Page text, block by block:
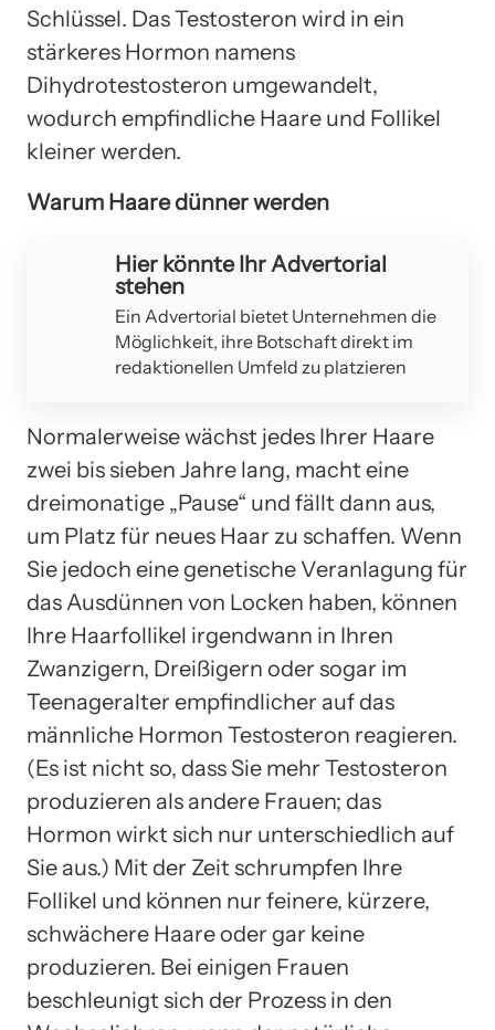
Schlüssel. Das Testosteron wird in ein
stärkeres Hormon namens
Dihydrotestosteron umgewandelt,
wodurch empfindliche Haare und Follikel
kleiner werden.
Warum Haare dünner werden
Hier könnte Ihr Advertorial
stehen
Ein Advertorial bietet Unternehmen die
Möglichkeit, ihre Botschaft direkt im
redaktionellen Umfeld zu platzieren
Normalerweise wächst jedes Ihrer Haare
zwei bis sieben Jahre lang, macht eine
dreimonatige „Pause“ und fällt dann aus,
um Platz für neues Haar zu schaffen. Wenn
Sie jedoch eine genetische Veranlagung für
das Ausdünnen von Locken haben, können
Ihre Haarfollikel irgendwann in Ihren
Zwanzigern, Dreißigern oder sogar im
Teenageralter empfindlicher auf das
männliche Hormon Testosteron reagieren.
(Es ist nicht so, dass Sie mehr Testosteron
produzieren als andere Frauen; das
Hormon wirkt sich nur unterschiedlich auf
Sie aus.) Mit der Zeit schrumpfen Ihre
Follikel und können nur feinere, kürzere,
schwächere Haare oder gar keine
produzieren. Bei einigen Frauen
beschleunigt sich der Prozess in den